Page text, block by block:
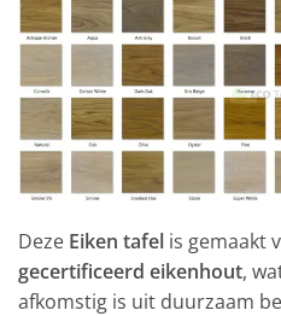
Deze Eiken tafel is gemaakt
gecertificeerd eikenhout,
afkomstig is uit duurzaam